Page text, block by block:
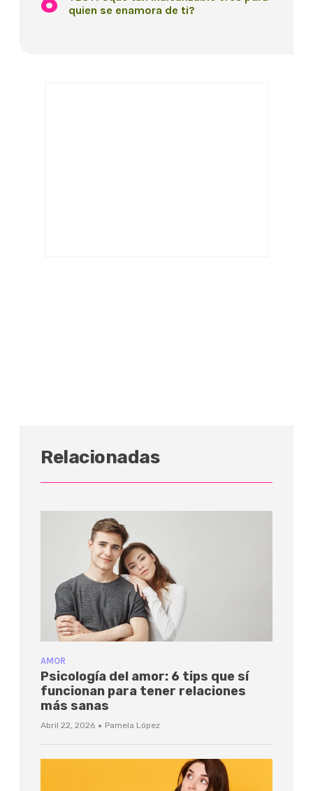
quien se enamora de ti?
Relacionadas
AMOR
Psicología del amor: 6 tips que sí
funcionan para tener relaciones
más sanas
Abril 22, 2026 · Pamela López